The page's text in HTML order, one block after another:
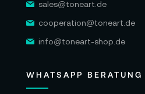
sales@toneart.de
cooperation@toneart.de
info@toneart-shop.de
WHATSAPP BERATUNG